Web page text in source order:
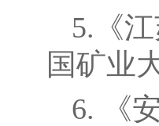
5.《
国矿业
6. 《